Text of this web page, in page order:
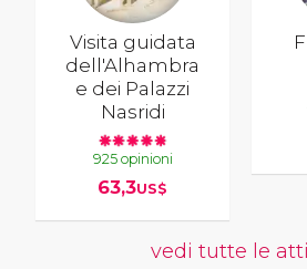
Visita guidata
dell'Alhambra
e dei Palazzi
Nasridi
925 opinioni
63,3US$
vedi tutte le